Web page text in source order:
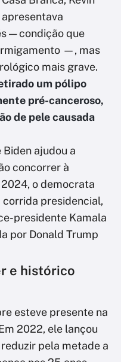
apresentava
— condição que
—, mas
mais grave.
um pólipo
pré-canceroso,
de pele causada
ajudou a
concorrer à
o democrata
corrida presidencial,
presidente Kamala
por Donald Trump
e histórico
esteve presente na
2022, ele lançou
pela metade a